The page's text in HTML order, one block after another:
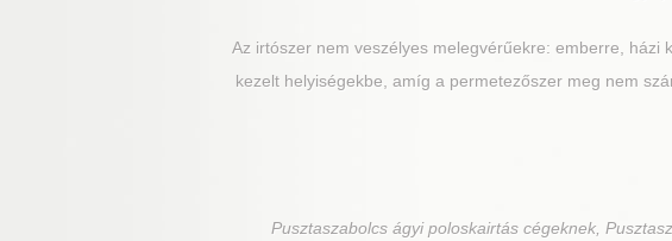
Az irtószer nem veszélyes melegvérűekre: emberre,
kezelt helyiségekbe, amíg a permetezőszer meg nem
Pusztaszabolcságyi poloskairtás cégeknek,